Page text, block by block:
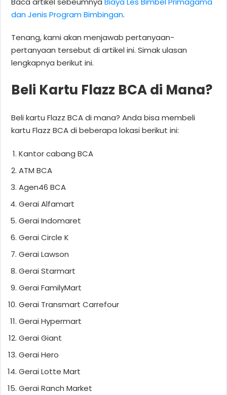
dan Jenis Program Bimbingan.
Tenang, kami akan menjawab pertanyaan-
pertanyaan tersebut di artikel ini. Simak ulasan
lengkapnya berikut ini.
Beli Kartu Flazz BCA di Mana?
Beli kartu Flazz BCA di mana? Anda bisa membeli
kartu Flazz BCA di beberapa lokasi berikut ini:
Kantor cabang BCA
ATM BCA
Agen46 BCA
Gerai Alfamart
Gerai Indomaret
Gerai Circle K
Gerai Lawson
Gerai Starmart
Gerai FamilyMart
Gerai Transmart Carrefour
Gerai Hypermart
Gerai Giant
Gerai Hero
Gerai Lotte Mart
Gerai Ranch Market